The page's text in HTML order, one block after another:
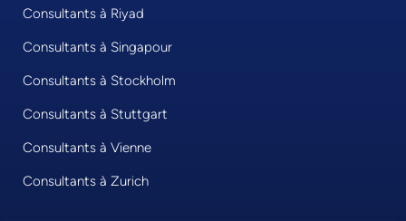
Consultants à Riyad
Consultants à Singapour
Consultants à Stockholm
Consultants à Stuttgart
Consultants à Vienne
Consultants à Zurich